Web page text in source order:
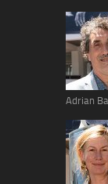
Adrian